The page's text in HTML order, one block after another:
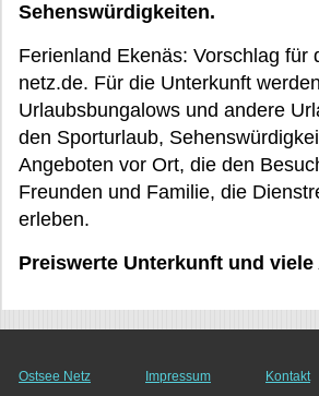
Sehenswürdigkeiten.
Ferienland Ekenäs: Vorschlag
netz.de. Für die Unterkunft
Urlaubsbungalows und andere
den Sporturlaub,
Angeboten vor Ort, die den
Freunden und Familie, die
erleben.
Preiswerte Unterkunft und
Ostsee Netz Impressum Kontakt